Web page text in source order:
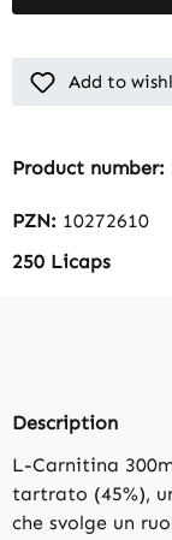
Add to
Product number:
PZN: 10272610
250 Licaps
Description
L-Carnitina
tartrato (45%),
che svolge un